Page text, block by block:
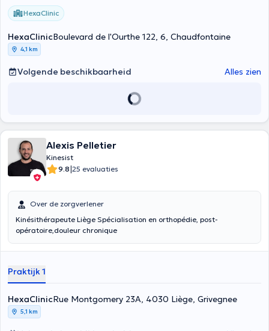
HexaClinic
HexaClinicBoulevard de l'Ourthe 122, 6, Chaudfontaine
4,1 km
Volgende beschikbaarheid Alles zien
Alexis Pelletier
Kinesist
9.8|25 evaluaties
Over de zorgverlener
Kinésithérapeute Liège Spécialisation en orthopédie, post-
opératoire,douleur chronique
Praktijk 1
HexaClinicRue Montgomery 23A, 4030 Liège, Grivegnee
5,1 km